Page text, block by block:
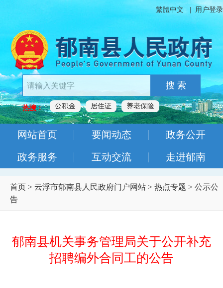
繁體中文 用户登录
搜 索
热搜： 公积金 居住证 养老保险
网站首页 要闻动态 政务公开
政务服务 互动交流 走进郁南
首页 > 云浮市郁南县人民政府门户网站 > 热点专题 > 公示公
告
郁南县机关事务管理局关于公开补充
招聘编外合同工的公告